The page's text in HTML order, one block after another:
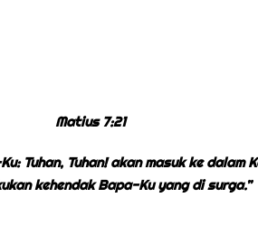
Matius 7:21
Tuhan, Tuhan! akan masuk ke dalam
kehendak Bapa-Ku yang di surga.”